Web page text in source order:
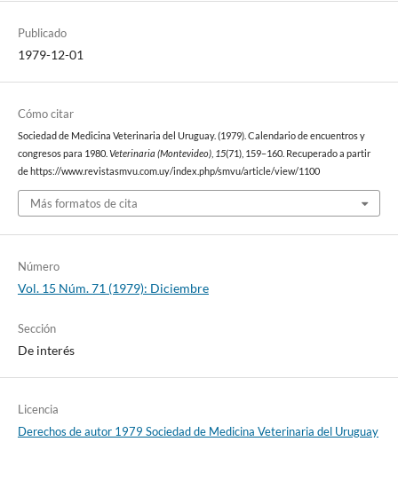
Publicado
1979-12-01
Cómo citar
Sociedad de Medicina Veterinaria del Uruguay. (1979). Calendario de encuentros y
congresos para 1980. Veterinaria (Montevideo), 15(71), 159–160. Recuperado a partir
de https://www.revistasmvu.com.uy/index.php/smvu/article/view/1100
Más formatos de cita
Número
Vol. 15 Núm. 71 (1979): Diciembre
Sección
De interés
Licencia
Derechos de autor 1979 Sociedad de Medicina Veterinaria del Uruguay